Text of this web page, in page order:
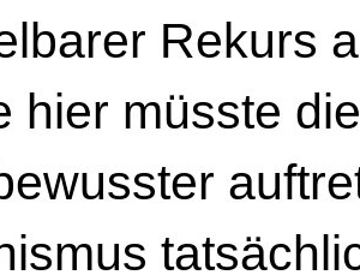
Rekurs
hier müsste